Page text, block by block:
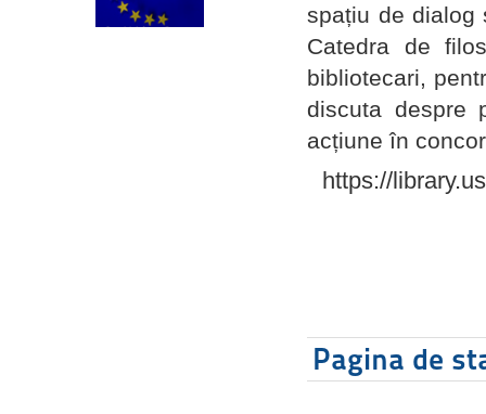
spațiu de dialog
Catedra de
bibliotecari,
discuta despre
acțiune în
https://
Pagina de